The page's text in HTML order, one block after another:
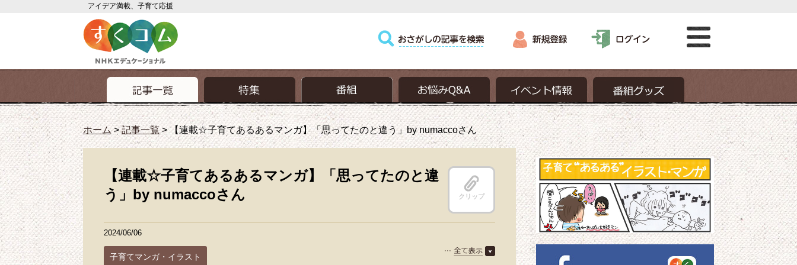
アイデア満載、子育て応援
ホーム>記事一覧>【連載☆子育てあるあるマンガ】「思ってたのと違う」by numaccoさん
【連載☆子育てあるあるマンガ】「思ってたのと違
う」by numaccoさん
クリップ
2024/06/06
子育てマンガ・イラスト